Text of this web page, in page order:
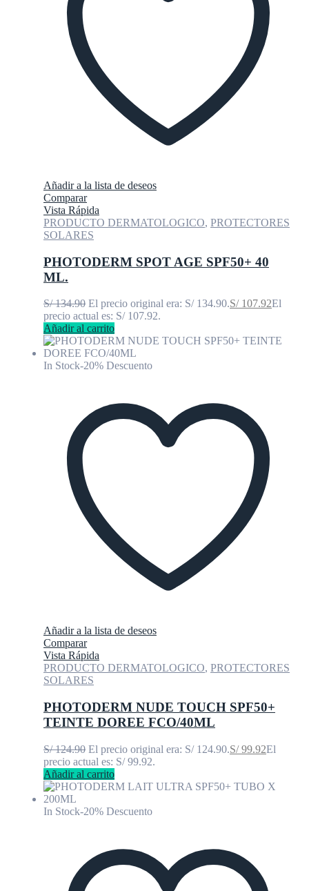
Añadir a la lista de deseos
Comparar
Vista Rápida
PRODUCTO DERMATOLOGICO, PROTECTORES
SOLARES
PHOTODERM SPOT AGE SPF50+ 40
ML.
S/134.90 El precio original era: S/ 134.90.S/107.92El
precio actual es: S/ 107.92.
Añadir al carrito
In Stock-20% Descuento
Añadir a la lista de deseos
Comparar
Vista Rápida
PRODUCTO DERMATOLOGICO, PROTECTORES
SOLARES
PHOTODERM NUDE TOUCH SPF50+
TEINTE DOREE FCO/40ML
S/124.90 El precio original era: S/ 124.90.S/99.92El
precio actual es: S/ 99.92.
Añadir al carrito
In Stock-20% Descuento